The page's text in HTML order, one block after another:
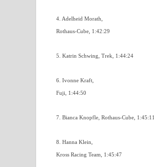
4. Adelheid Morath,
Rothaus-Cube, 1:42:29
5. Katrin Schwing, Trek, 1:44:24
6. Ivonne Kraft,
Fuji, 1:44:50
7. Bianca Knopfle, Rothaus-Cube, 1:45:11
8. Hanna Klein,
Kross Racing Team, 1:45:47